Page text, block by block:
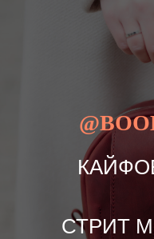
СТРИТ